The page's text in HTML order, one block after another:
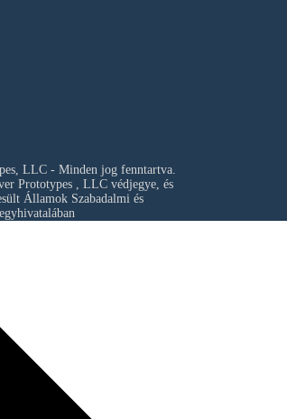
LLC - Minden jog fenntartva.
Prototypes , LLC védjegye, és
Államok Szabadalmi és